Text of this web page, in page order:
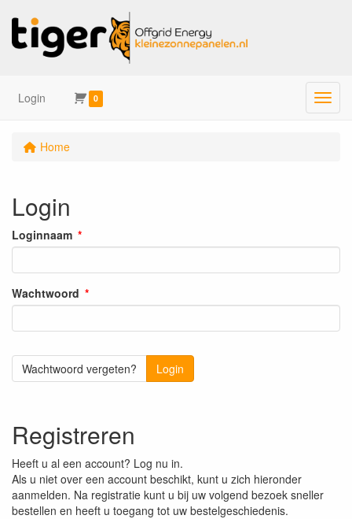
Login 0 Menu
Home
Login
Loginnaam
Wachtwoord
Wachtwoord vergeten? Login
Registreren
Heeft u al een account? Log nu in.
Als u niet over een account beschikt, kunt u zich hieronder
aanmelden. Na registratie kunt u bij uw volgend bezoek sneller
bestellen en heeft u toegang tot uw bestelgeschiedenis.